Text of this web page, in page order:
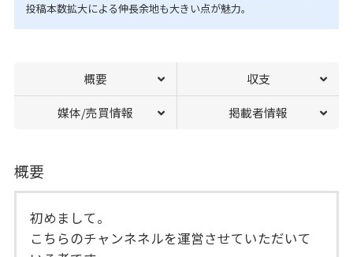
投稿本数拡大による伸長余地も大きい点が魅力。
概要 収支
媒体/売買情報 掲載者情報
概要
初めまして。
こちらのチャンネネルを運営させていただいて